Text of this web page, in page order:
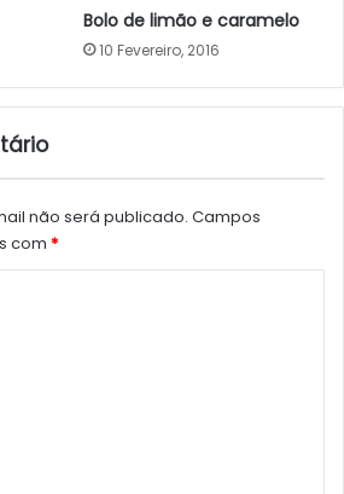
Bolo de limão e caramelo
10 Fevereiro, 2016
não será publicado. Campos
com *